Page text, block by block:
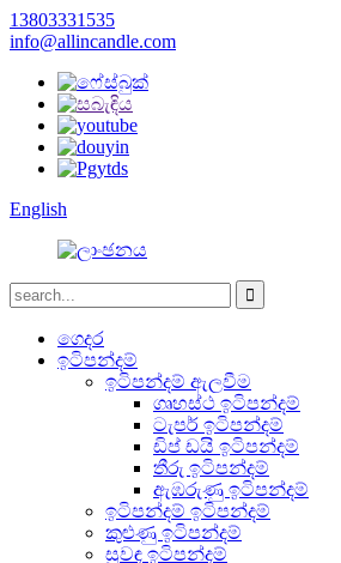
13803331535
info@allincandle.com
English
ගෙදර
ඉටිපන්දම්
ඉටිපන්දම් ඇලවීම
ගෘහස්ථ ඉටිපන්දම්
ටැපර් ඉටිපන්දම්
ඩිප් ඩයි ඉටිපන්දම්
තීරු ඉටිපන්දම්
ඇඹරුණු ඉටිපන්දම්
ඉටිපන්දම් ඉටිපන්දම්
කුළුණු ඉටිපන්දම්
සුවඳ ඉටිපන්දම්